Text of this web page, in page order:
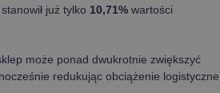
już tylko 10,71% wartości
może ponad dwukrotnie zwiększyć
redukując obciążenie logistyczne